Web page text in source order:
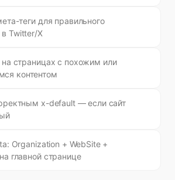
теги для правильного
Twitter/X
на страницах с похожим или
контентом
x-default — если сайт
Organization + WebSite +
главной странице